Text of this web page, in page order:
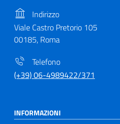
Indirizzo
Viale Castro Pretorio 105
00185, Roma
Telefono
(+39) 06-4989422/371
INFORMAZIONI